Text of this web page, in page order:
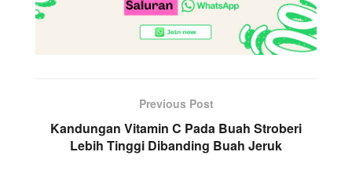
Previous Post
Kandungan Vitamin C Pada Buah Stroberi
Lebih Tinggi Dibanding Buah Jeruk